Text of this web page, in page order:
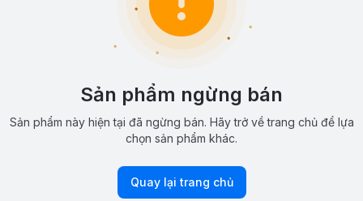
Sản phẩm ngừng bán
Sản phẩm này hiện tại đã ngừng bán. Hãy trở về trang chủ để lựa
chọn sản phẩm khác.
Quay lại trang chủ